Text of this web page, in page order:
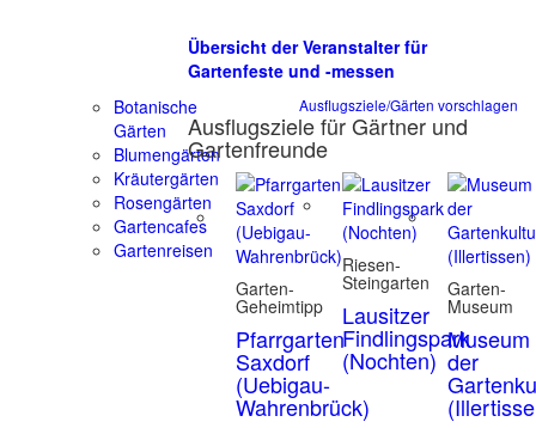
Übersicht der Veranstalter für
Gartenfeste und -messen
Botanische
Gärten
Blumengärten
Kräutergärten
Rosengärten
Gartencafes
Gartenreisen
Ausflugsziele/Gärten vorschlagen
Ausflugsziele für Gärtner und
Gartenfreunde
Garten-
Geheimtipp
Pfarrgarten
Saxdorf
(Uebigau-
Wahrenbrück)
Riesen-
Steingarten
Lausitzer
Findlingspark
(Nochten)
Garten-
Museum
Museum
der